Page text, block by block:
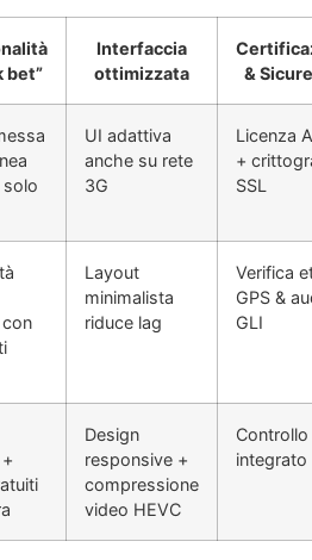
bet”
Interfaccia
ottimizzata
&
solo
UI adattiva
anche su rete
3G
Licenza
+
SSL
con
Layout
minimalista
riduce lag
Verifica
GPS &
GLI
Design
responsive +
compressione
video HEVC
integrato